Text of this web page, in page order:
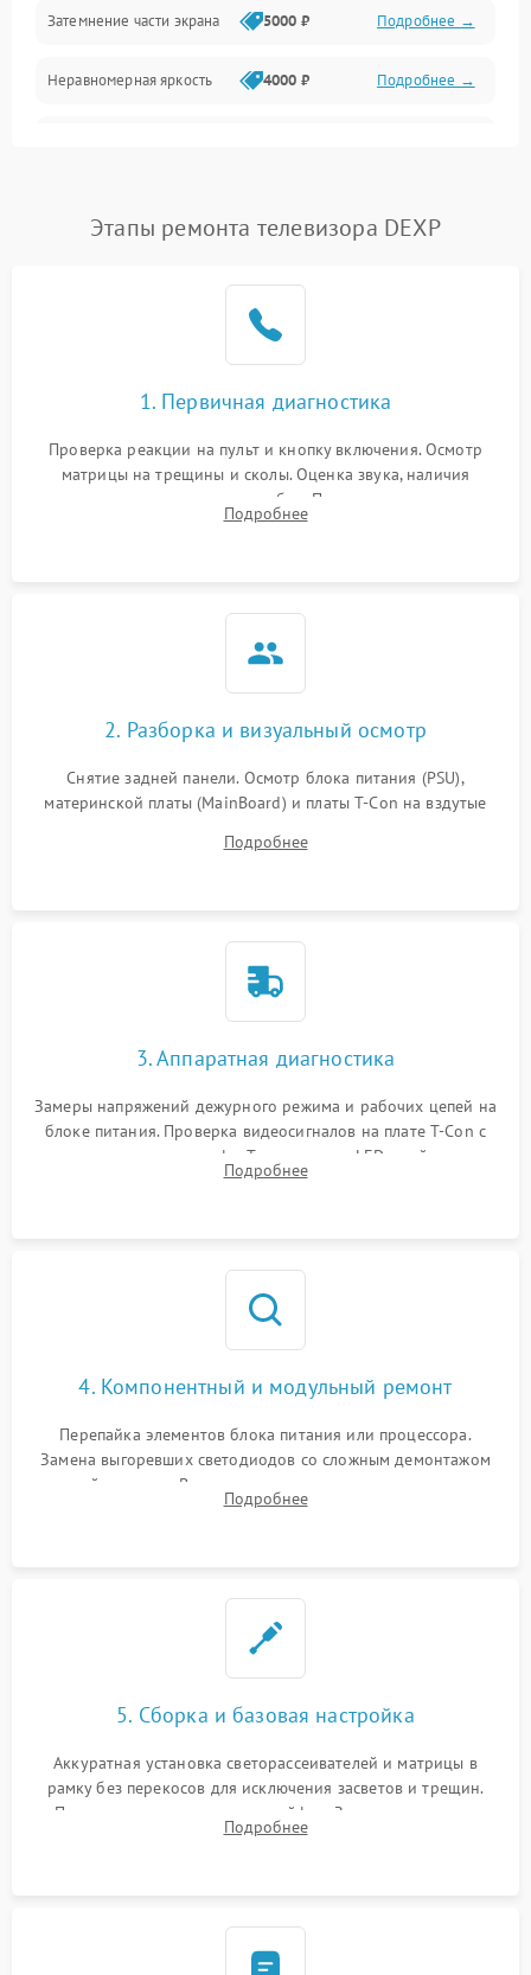
Механические повреждения
Программное обеспечение
Сеть и подключения
Затемнение части экрана 5000 ₽ Подробнее →
Неравномерная яркость 4000 ₽ Подробнее →
Этапы ремонта телевизора DEXP
1. Первичная диагностика
Проверка реакции на пульт и кнопку включения. Осмотр
матрицы на трещины и сколы. Оценка звука, наличия
подсветки и индикаторов ошибок. Подключение тестовых
источников сигнала для выявления симптомов поломки.
Подробнее
2. Разборка и визуальный осмотр
Снятие задней панели. Осмотр блока питания (PSU),
материнской платы (MainBoard) и платы T-Con на вздутые
Проверка надежности фиксации и целостности шлейфов.
Подробнее
3. Аппаратная диагностика
Замеры напряжений дежурного режима и рабочих цепей на
блоке питания. Проверка видеосигналов на плате T-Con с
помощью осциллографа. Тестирование LED-драйвера и
светодиодных планок подсветки мультиметром.
Подробнее
4. Компонентный и модульный ремонт
Перепайка элементов блока питания или процессора.
Замена выгоревших светодиодов со сложным демонтажом
хрупкой матрицы. Восстановление поврежденных дорожек,
прошивка микросхем памяти EEPROM
Подробнее
5. Сборка и базовая настройка
Аккуратная установка светорассеивателей и матрицы в
рамку без перекосов для исключения засветов и трещин.
Подключение внутренних шлейфов. Закрытие корпуса.
Сброс настроек и обновление программного обеспечения.
Подробнее